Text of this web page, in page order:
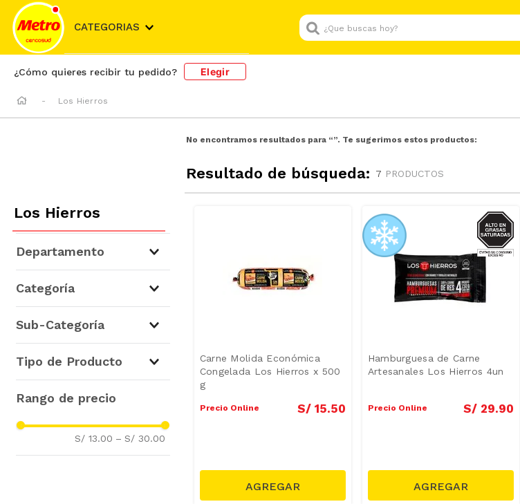
CATEGORIAS
¿Que buscas hoy?
¿Cómo quieres recibir tu pedido? Elegir
Los Hierros
No encontramos resultados para “”. Te sugerimos estos productos:
Resultado de búsqueda: 7 PRODUCTOS
Los Hierros
Departamento
Categoría
Hamburguesas y Apanados
Sub-Categoría
Tipo de Producto
Hamburguesas de Res
Hamburguesas de Pollo (1)
S/ 13.00 – S/ 30.00
Carne Molida Económica
Congelada Los Hierros x 500
g
Precio Online S/ 15.50
GRASAS-
SAT
Hamburguesa de Carne
Artesanales Los Hierros 4un
Precio Online S/ 29.90